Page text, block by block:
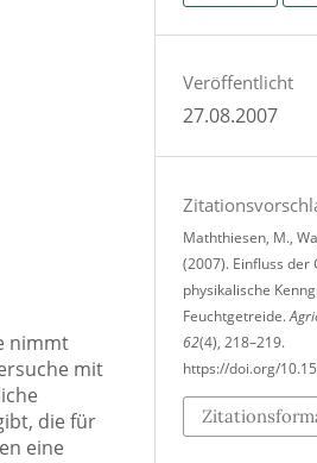
nimmt
mit
die für
eine
Veröffentlicht
27.08.2007
Maththiesen, M.,
(2007). Einfluss
physikalische
Feuchtgetreide.
62(4), 218–219.
https://doi.org/